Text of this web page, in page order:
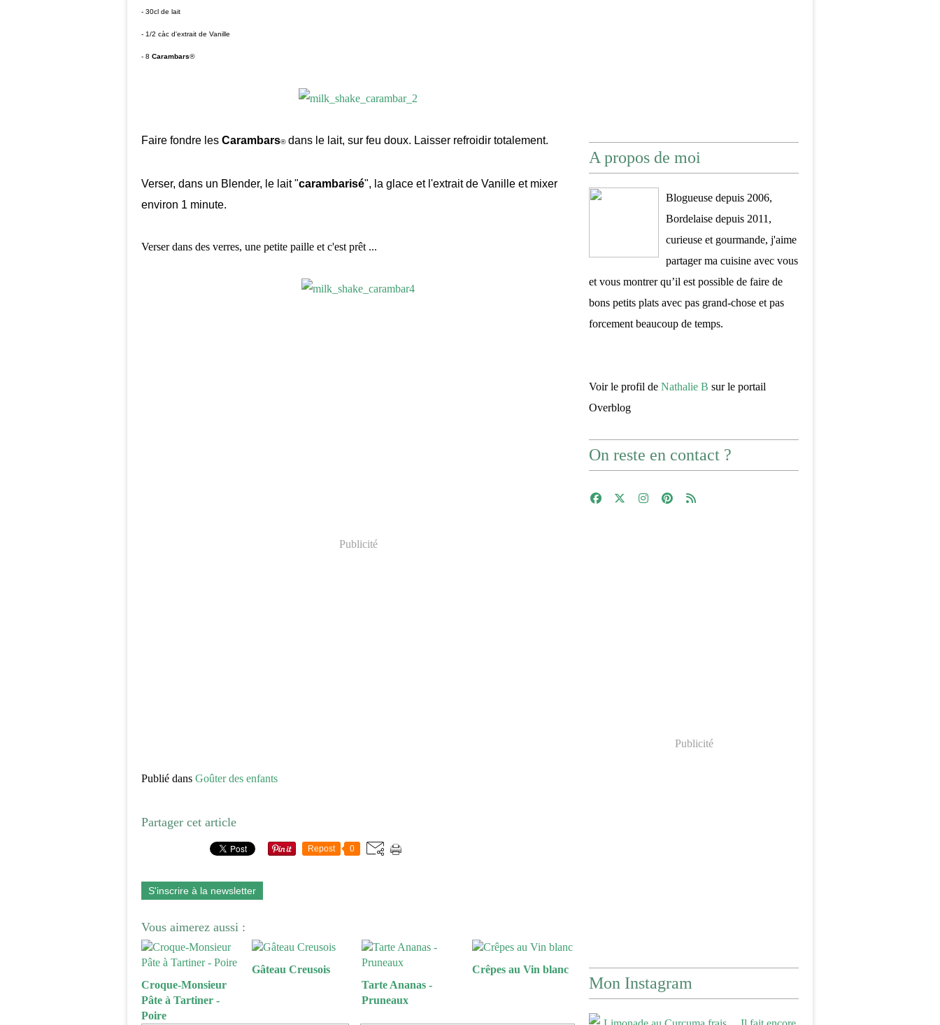
- 30cl de lait
- 1/2 càc d'extrait de Vanille
- 8 Carambars®
Faire fondre les Carambars®dans le lait, sur feu doux. Laisser refroidir totalement.
Verser, dans un Blender, le lait "carambarisé", la glace et l'extrait de Vanille et mixer
environ 1 minute.
Verser dans des verres, une petite paille et c'est prêt ...
Publicité
Publié dans Goûter des enfants
Partager cet article
Repost 0
S'inscrire à la newsletter
Vous aimerez aussi :
Croque-Monsieur
Pâte à Tartiner -
Poire
Gâteau Creusois
Tarte Ananas -
Pruneaux
Crêpes au Vin blanc
A propos de moi
Blogueuse depuis 2006,
Bordelaise depuis 2011,
curieuse et gourmande, j'aime
partager ma cuisine avec vous
et vous montrer qu’il est possible de faire de
bons petits plats avec pas grand-chose et pas
forcement beaucoup de temps.
Voir le profil de Nathalie B sur le portail
Overblog
On reste en contact ?
Publicité
Mon Instagram